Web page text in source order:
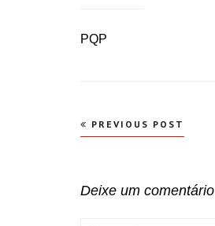
PQP
Navegação
PREVIOUS POST
Deixe um comentário